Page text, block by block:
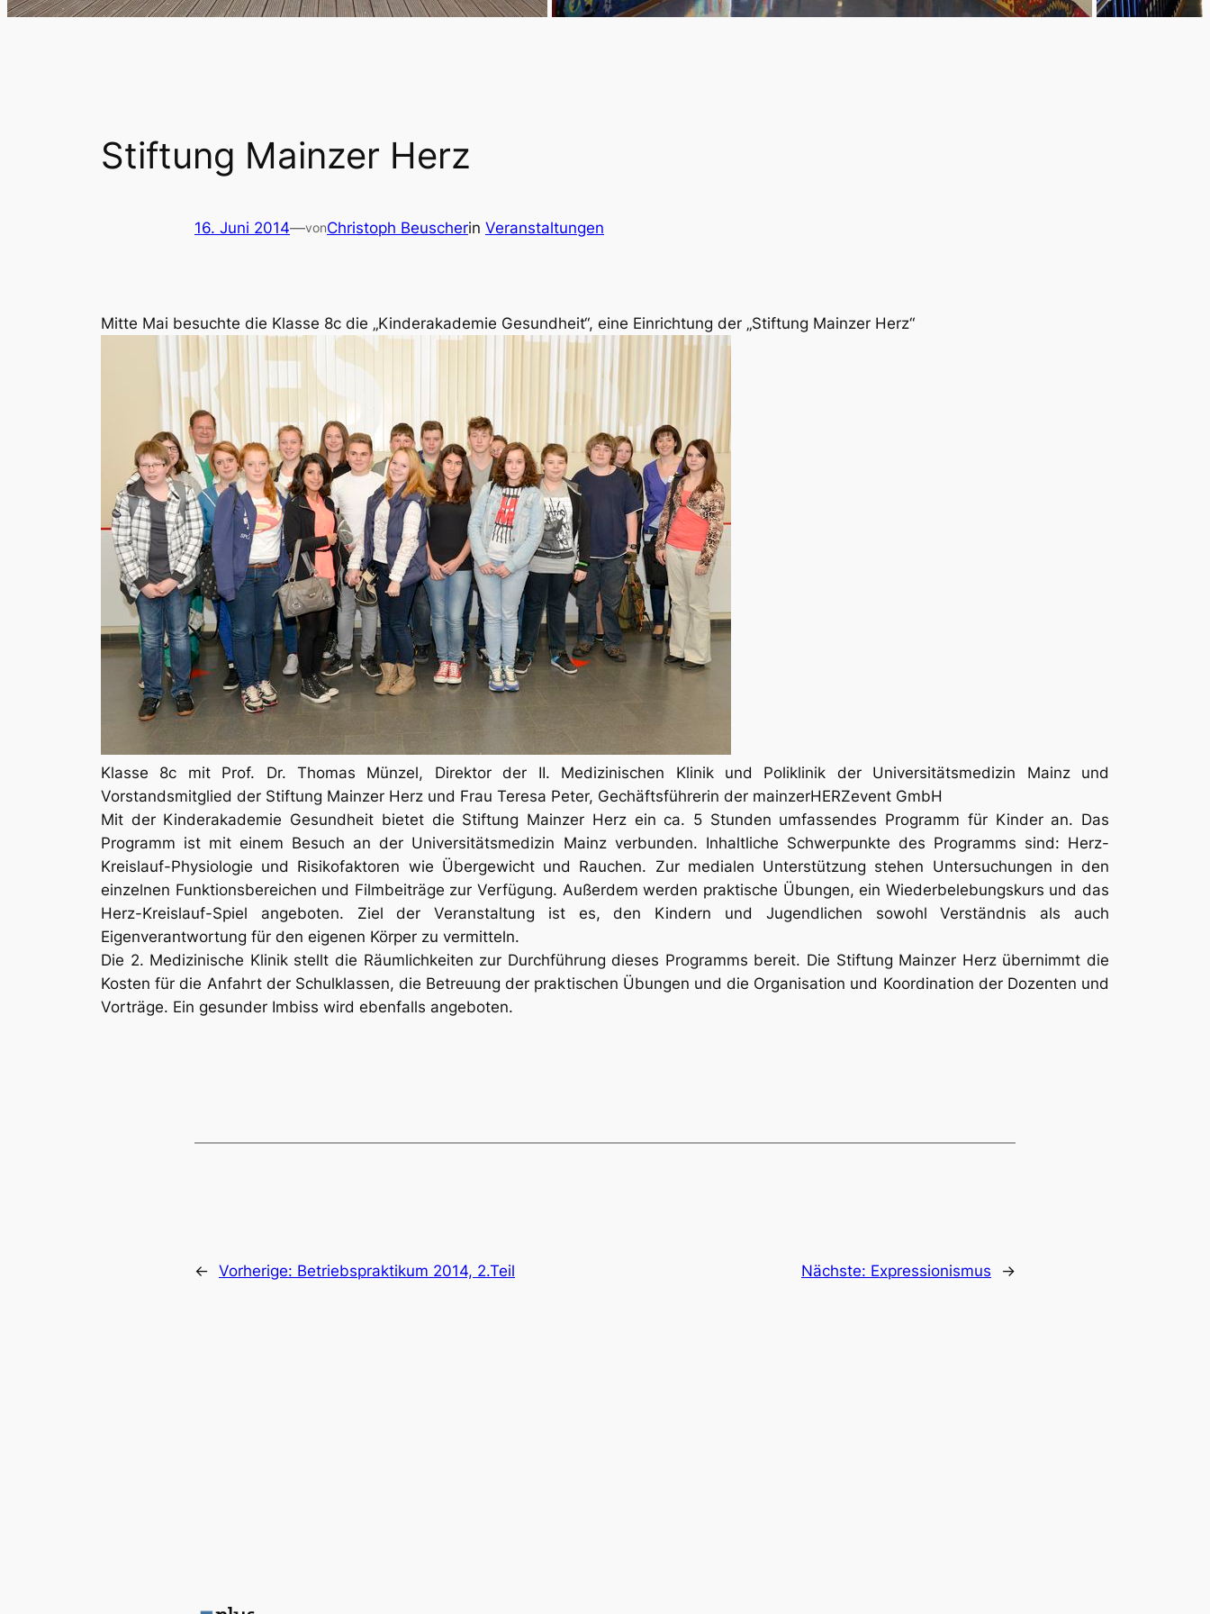
Stiftung Mainzer Herz
16. Juni 2014—vonChristoph Beuscherin Veranstaltungen
Mitte Mai besuchte die Klasse 8c die „Kinderakademie Gesundheit“, eine Einrichtung der „Stiftung Mainzer Herz“
Klasse 8c mit Prof. Dr. Thomas Münzel, Direktor der II. Medizinischen Klinik und Poliklinik der Universitätsmedizin Mainz und
Vorstandsmitglied der Stiftung Mainzer Herz und Frau Teresa Peter, Gechäftsführerin der mainzerHERZevent GmbH
Mit der Kinderakademie Gesundheit bietet die Stiftung Mainzer Herz ein ca. 5 Stunden umfassendes Programm für Kinder an. Das
Programm ist mit einem Besuch an der Universitätsmedizin Mainz verbunden. Inhaltliche Schwerpunkte des Programms sind: Herz-
Kreislauf-Physiologie und Risikofaktoren wie Übergewicht und Rauchen. Zur medialen Unterstützung stehen Untersuchungen in den
einzelnen Funktionsbereichen und Filmbeiträge zur Verfügung. Außerdem werden praktische Übungen, ein Wiederbelebungskurs und das
Herz-Kreislauf-Spiel angeboten. Ziel der Veranstaltung ist es, den Kindern und Jugendlichen sowohl Verständnis als auch
Eigenverantwortung für den eigenen Körper zu vermitteln.
Die 2. Medizinische Klinik stellt die Räumlichkeiten zur Durchführung dieses Programms bereit. Die Stiftung Mainzer Herz übernimmt die
Kosten für die Anfahrt der Schulklassen, die Betreuung der praktischen Übungen und die Organisation und Koordination der Dozenten und
Vorträge. Ein gesunder Imbiss wird ebenfalls angeboten.
← Vorherige: Betriebspraktikum 2014, 2.Teil Nächste: Expressionismus →